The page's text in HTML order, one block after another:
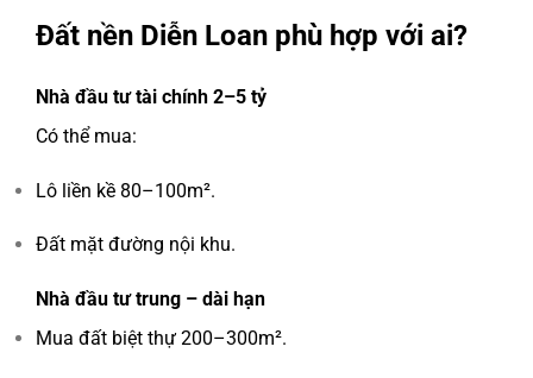
Đất nền Diễn Loan phù hợp với ai?
Nhà đầu tư tài chính 2–5 tỷ
Có thể mua:
Lô liền kề 80–100m².
Đất mặt đường nội khu.
Nhà đầu tư trung – dài hạn
Mua đất biệt thự 200–300m².